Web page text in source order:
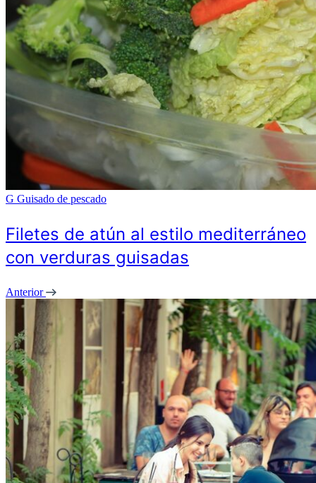
G Guisado de pescado
Filetes de atún al estilo mediterráneo
con verduras guisadas
Anterior